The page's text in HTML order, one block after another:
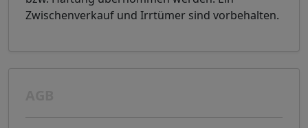
Zwischenverkauf und Irrtümer sind vorbehalten.